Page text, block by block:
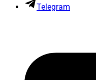
Telegram